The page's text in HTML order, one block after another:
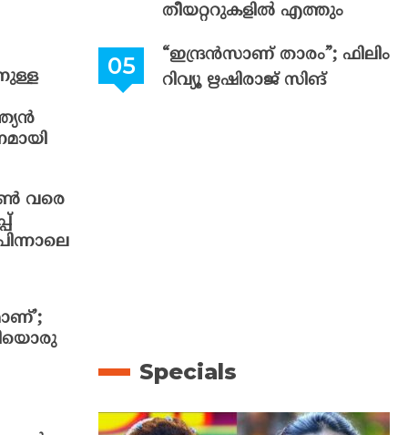
വരെ
തീയറ്ററുകളിൽ എത്തും
“ഇന്ദ്രൻസാണ് താരം”; ഫിലിം
റിവ്യൂ ഋഷിരാജ് സിങ്
Specials